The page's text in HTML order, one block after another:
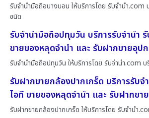
รับจำนำมือถือบางบอน ให้บริการโดย รับจํานํา.com
ชนิด
รับจำนำมือถือปทุมวัน บริการรับจำนำ
ขายของหลุดจำนำ และ รับฝากขายอุป
รับจำนำมือถือปทุมวัน ให้บริการโดย รับจํานํา.com
รับฝากขายกล้องปากเกร็ด บริการรับ
ไอที ขายของหลุดจำนำ และ รับฝากข
รับฝากขายกล้องปากเกร็ด ให้บริการโดย รับจํานํา